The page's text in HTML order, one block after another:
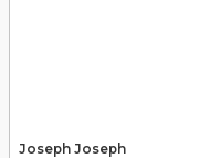
Joseph Joseph